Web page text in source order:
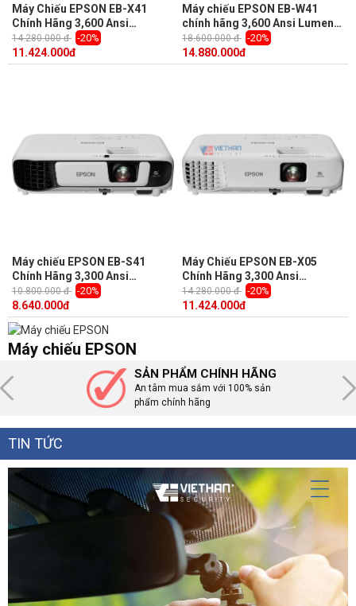
Máy Chiếu EPSON EB-X41
Chính Hãng 3,600 Ansi
Lumens, Độ phân giải XGA
(1,024 x 768)
14.280.000 đ -20%
11.424.000đ
Máy chiếu EPSON EB-W41
chính hãng 3,600 Ansi Lumens,
Độ phân giải WXGA (1,280 x
800)
18.600.000 đ -20%
14.880.000đ
Máy chiếu EPSON EB-S41
Chính Hãng 3,300 Ansi
Lumens, độ phân giải thực
SVGA (800 x 600)
10.800.000 đ -20%
8.640.000đ
Máy Chiếu EPSON EB-X05
Chính Hãng 3,300 Ansi
Lumens, Độ phân giải XGA
(1,024 x 768)
14.280.000 đ -20%
11.424.000đ
Máy chiếu EPSON
SẢN PHẨM CHÍNH HÃNG
An tâm mua sắm với 100% sản
phẩm chính hãng
TIN TỨC